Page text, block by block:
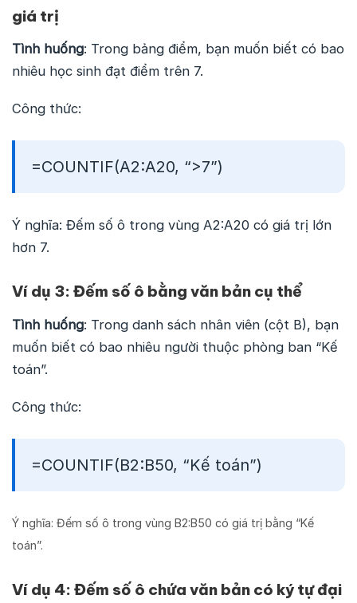
giá trị
Tình huống: Trong bảng điểm, bạn muốn biết có bao
nhiêu học sinh đạt điểm trên 7.
Công thức:
=COUNTIF(A2:A20, “>7”)
Ý nghĩa: Đếm số ô trong vùng A2:A20 có giá trị lớn
hơn 7.
Ví dụ 3: Đếm số ô bằng văn bản cụ thể
Tình huống: Trong danh sách nhân viên (cột B), bạn
muốn biết có bao nhiêu người thuộc phòng ban “Kế
toán”.
Công thức:
=COUNTIF(B2:B50, “Kế toán”)
Ý nghĩa: Đếm số ô trong vùng B2:B50 có giá trị bằng “Kế
toán”.
Ví dụ 4: Đếm số ô chứa văn bản có ký tự đại